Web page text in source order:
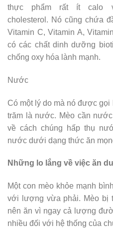
thực phẩm rất ít calo
cholesterol. Nó cũng chứa
Vitamin C, Vitamin A,
có các chất dinh dưỡng
chống oxy hóa lành mạnh.
Nước
Có một lý do mà nó được
trăm là nước. Mèo cần
về cách chúng hấp thụ
nước dưới dạng thức ăn
Những lo lắng về việc ăn
Một con mèo khỏe mạnh
với lượng vừa phải. Mèo bị
nên ăn vì ngay cả lượng
nhiều đối với hệ thống của